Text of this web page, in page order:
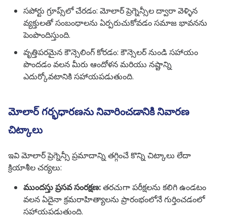
సపోర్టు గ్రూప్స్‌లో చేరడం: మోలార్ ప్రెగ్నెన్సీల ద్వారా వెళ్ళిన
వ్యక్తులతో సంబంధాలను ఏర్పరుచుకోవడం సమాజ భావనను
పెంపొందిస్తుంది.
వృత్తిపరమైన కౌన్సెలింగ్ కోరడం: కౌన్సెలర్ నుండి సహాయం
పొందడం వలన మీరు ఆందోళన మరియు నష్టాన్ని
ఎదుర్కోవటానికి సహాయపడుతుంది.
మోలార్ గర్భధారణను నివారించడానికి నివారణ
చిట్కాలు
ఇవి మోలార్ ప్రెగ్నెన్సీ ప్రమాదాన్ని తగ్గించే కొన్ని చిట్కాలు లేదా
క్రియాశీల చర్యలు:
ముందస్తు ప్రసవ సంరక్షణ:తరచుగా పరీక్షలను కలిగి ఉండటం
వలన ఏదైనా క్రమరాహిత్యాలను ప్రారంభంలోనే గుర్తించడంలో
సహాయపడుతుంది.